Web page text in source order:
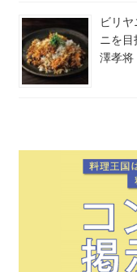
ビリ
ニを
澤孝